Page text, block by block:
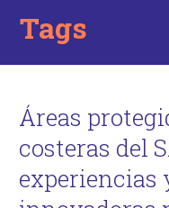
Tags
Áreas
costeras del
experiencias